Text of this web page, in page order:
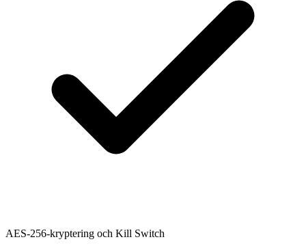
AES-256-kryptering och Kill Switch